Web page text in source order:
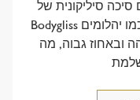
סיליקונית של
Bodygliss טהורה כמו יהלומים. Bodygliss משתמשת בשמן
ובאחוז גבוה, מה